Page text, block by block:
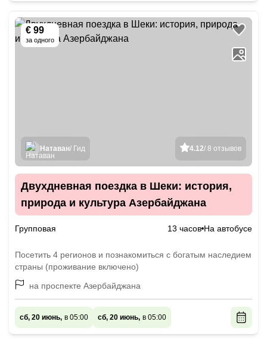
€ 99
за одного
4.12/ 8 отзывов
Натаван/ Гид
Двухдневная поездка в Шеки: история,
природа и культура Азербайджана
Групповая 13 часов На автобусе
Посетить 4 регионов и познакомиться с богатым наследием
страны (проживание включено)
на проспекте Азербайджана
сб, 20 июнь, в 05:00 сб, 20 июнь, в 05:00